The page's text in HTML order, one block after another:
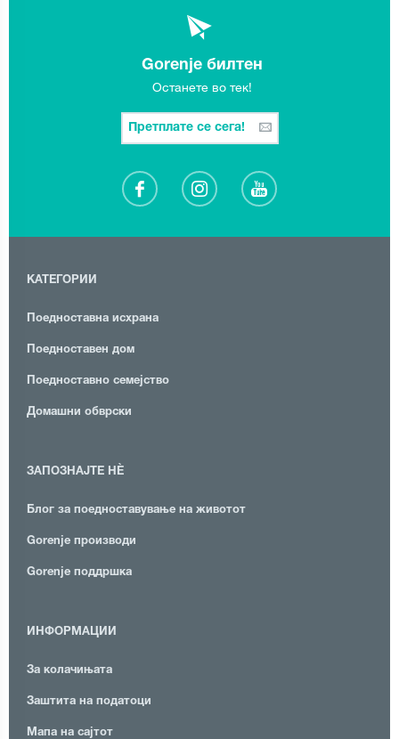
Gorenje билтен
Останете во тек!
Претплате се сега!
КАТЕГОРИИ
Поедноставна исхрана
Поедноставен дом
Поедноставно семејство
Домашни обврски
ЗАПОЗНАЈТЕ НЀ
Блог за поедноставување на животот
Gorenje производи
Gorenje поддршка
ИНФОРМАЦИИ
За колачињата
Заштита на податоци
Мапа на сајтот